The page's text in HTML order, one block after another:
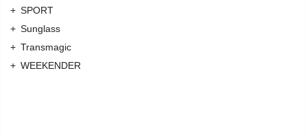
SPORT
Sunglass
Transmagic
WEEKENDER